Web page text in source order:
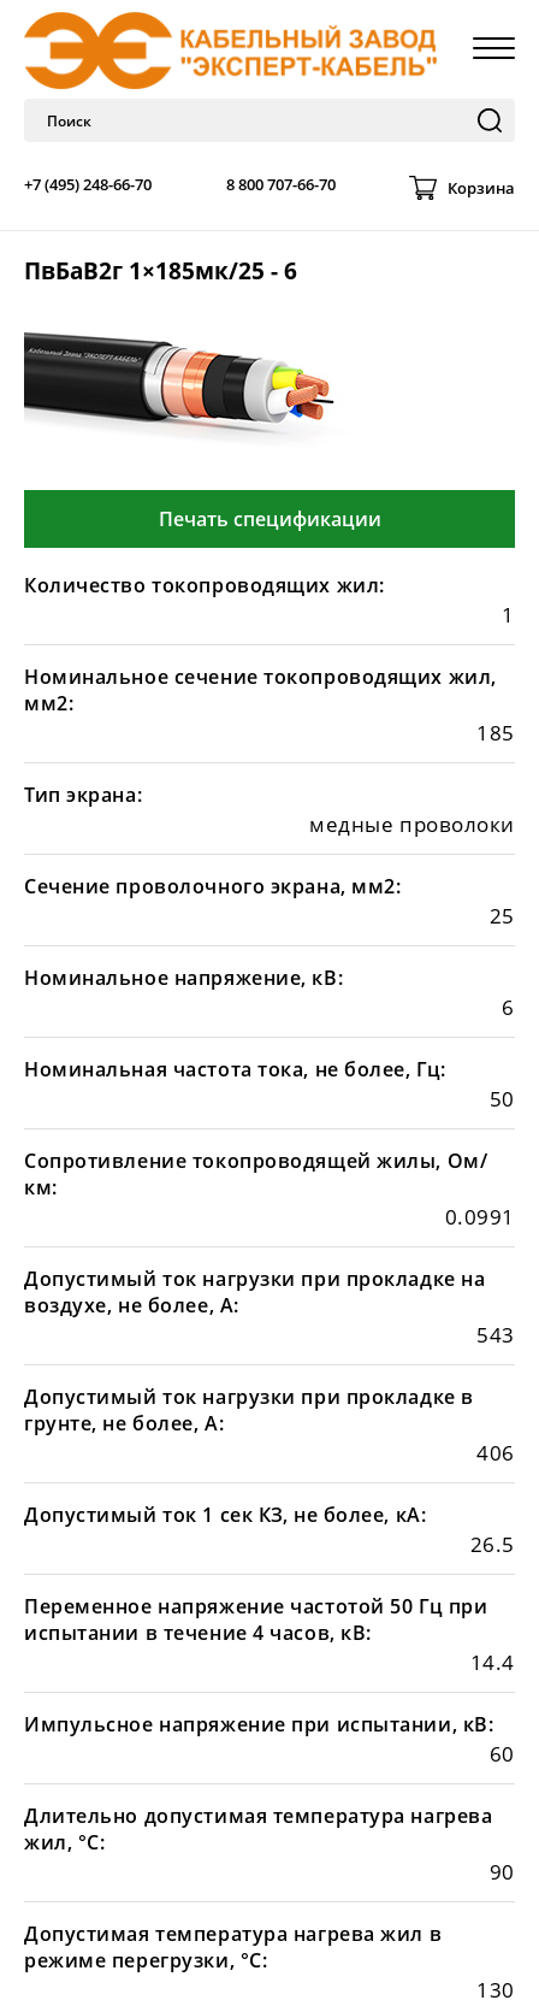
+7 (495) 248-66-70 8 800 707-66-70 Корзина
ПвБаВ2г 1×185мк/25 - 6
Печать спецификации
Количество токопроводящих жил:
1
Номинальное сечение токопроводящих жил,
мм2:
185
Тип экрана:
медные проволоки
Сечение проволочного экрана, мм2:
25
Номинальное напряжение, кВ:
6
Номинальная частота тока, не более, Гц:
50
Сопротивление токопроводящей жилы, Ом/
км:
0.0991
Допустимый ток нагрузки при прокладке на
воздухе, не более, А:
543
Допустимый ток нагрузки при прокладке в
грунте, не более, А:
406
Допустимый ток 1 сек КЗ, не более, кА:
26.5
Переменное напряжение частотой 50 Гц при
испытании в течение 4 часов, кВ:
14.4
Импульсное напряжение при испытании, кВ:
60
Длительно допустимая температура нагрева
жил, °С:
90
Допустимая температура нагрева жил в
режиме перегрузки, °С:
130